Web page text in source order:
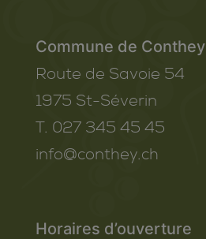
Commune de Conthey
Route de Savoie 54
1975 St-Séverin
T. 027 345 45 45
info@conthey.ch
Horaires d’ouverture